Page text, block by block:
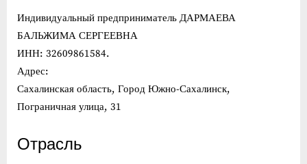
Индивидуальный предприниматель ДАРМАЕВА
БАЛЬЖИМА СЕРГЕЕВНА
ИНН: 32609861584.
Адрес:
Сахалинская область, Город Южно-Сахалинск,
Пограничная улица, 31
Отрасль